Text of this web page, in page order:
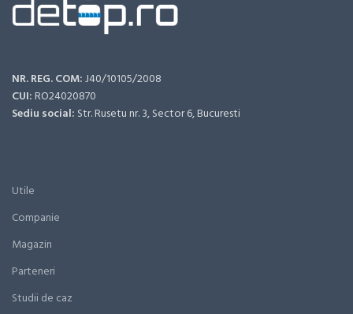
NR. REG. COM:J40/10105/2008
CUI:RO24020870
Sediu social: Str. Rusetu nr. 3, Sector 6, Bucuresti
Utile
Companie
Magazin
Parteneri
Studii de caz